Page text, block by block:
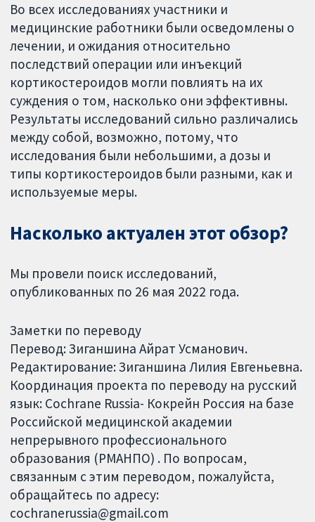
Во всех исследованиях участники и
медицинские работники были осведомлены о
лечении, и ожидания относительно
последствий операции или инъекций
кортикостероидов могли повлиять на их
суждения о том, насколько они эффективны.
Результаты исследований сильно различались
между собой, возможно, потому, что
исследования были небольшими, а дозы и
типы кортикостероидов были разными, как и
используемые меры.
Насколько актуален этот обзор?
Мы провели поиск исследований,
опубликованных по 26 мая 2022 года.
Заметки по переводу
Перевод: Зиганшина Айрат Усманович.
Редактирование: Зиганшина Лилия Евгеньевна.
Координация проекта по переводу на русский
язык: Cochrane Russia- Кокрейн Россия на базе
Российской медицинской академии
непрерывного профессионального
образования (РМАНПО) . По вопросам,
связанным с этим переводом, пожалуйста,
обращайтесь по адресу:
cochranerussia@gmail.com